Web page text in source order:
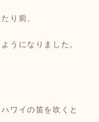
り前。
うになりました。
ワイの笛を吹くと